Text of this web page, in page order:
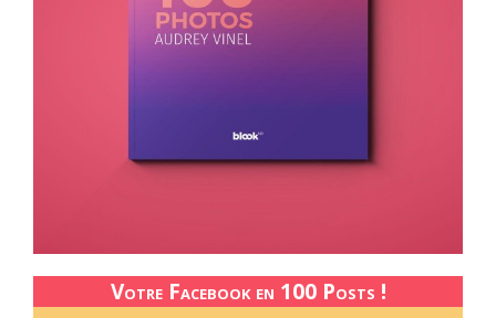
Votre Facebook en 100 Posts !